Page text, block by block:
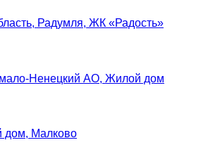
Радумля, ЖК «Радость»
Ненецкий АО, Жилой дом
дом, Малково